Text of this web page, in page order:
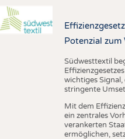
Potenzial zum
Südwesttextil
wichtiges
stringente
Mit dem
ein zentrales
verankerten
ermöglichen,